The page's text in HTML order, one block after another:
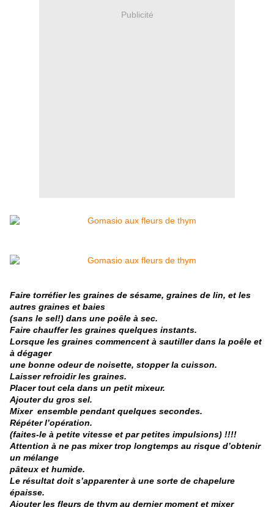
Publicité
Faire torréfier les graines de sésame, graines de lin, et les
autres graines et baies
(sans le sel!) dans une poêle à sec.
Faire chauffer les graines quelques instants.
Lorsque les graines commencent à sautiller dans la poêle et
à dégager
une bonne odeur de noisette, stopper la cuisson.
Laisser refroidir les graines.
Placer tout cela dans un petit mixeur.
Ajouter du gros sel.
Mixer ensemble pendant quelques secondes.
Répéter l’opération.
(faites-le à petite vitesse et par petites impulsions) !!!!
Attention à ne pas mixer trop longtemps au risque d’obtenir
un mélange
pâteux et humide.
Le résultat doit s’apparenter à une sorte de chapelure
épaisse.
Ajouter les fleurs de thym au dernier moment et mixer